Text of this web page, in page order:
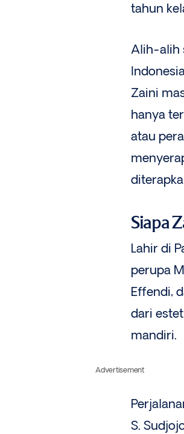
tahun
Alih-alih
Zaini
hanya
atau
Siapa
Lahir di
perupa
Effendi,
dari
mandiri.
Advertisement
S.